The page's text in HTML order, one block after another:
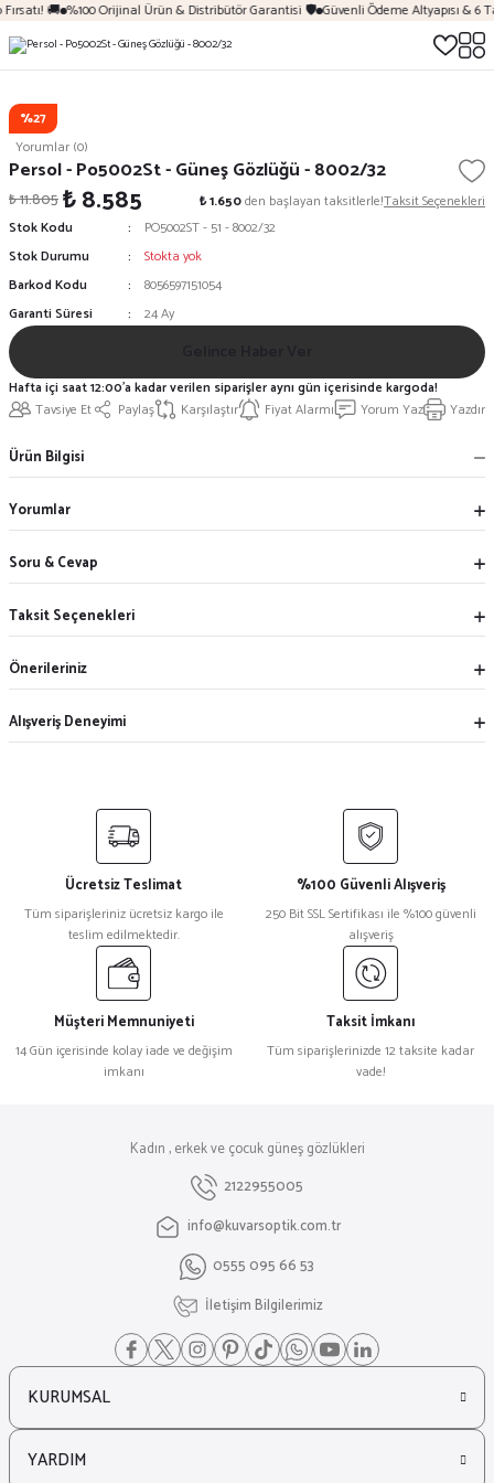
🚚 %100 Orijinal Ürün & Distribütör Garantisi 🛡️ Güvenli Ödeme Altyapısı & 6
%27
Yorumlar (0)
Persol - Po5002St - Güneş Gözlüğü - 8002/32
₺ 11.805₺ 8.585 ₺ 1.650den başlayan taksitlerle!Taksit Seçenekleri
Stok Kodu
PO5002ST - 51 - 8002/32
Stok Durumu
Stokta yok
Barkod Kodu
8056597151054
Garanti Süresi
24 Ay
Tavsiye Et Paylaş Karşılaştır Fiyat Alarmı Yorum Yaz Yazdır
Hafta içi saat 12:00'a kadar verilen siparişler aynı gün içerisinde kargoda!
Ürün Bilgisi
Yorumlar
Soru & Cevap
Taksit Seçenekleri
Önerileriniz
Alışveriş Deneyimi
Ücretsiz Teslimat
Tüm siparişleriniz ücretsiz kargo ile
teslim edilmektedir.
%100 Güvenli Alışveriş
250 Bit SSL Sertifikası ile %100 güvenli
alışveriş
Müşteri Memnuniyeti
14 Gün içerisinde kolay iade ve değişim
imkanı
Taksit İmkanı
Tüm siparişlerinizde 12 taksite kadar
vade!
Kadın , erkek ve çocuk güneş gözlükleri
2122955005
info@kuvarsoptik.com.tr
0555 095 66 53
İletişim Bilgilerimiz
KURUMSAL
YARDIM